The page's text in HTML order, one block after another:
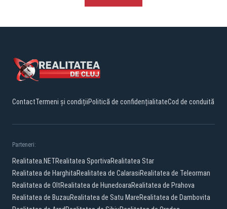
ContactTermeni și condițiiPolitică de confidențialitateCod de conduită
Parteneri:
Realitatea.NETRealitatea SportivaRealitatea Star
Realitatea de HarghitaRealitatea de CalarasiRealitatea de Teleorman
Realitatea de OltRealitatea de HunedoaraRealitatea de Prahova
Realitatea de BuzauRealitatea de Satu MareRealitatea de Dambovita